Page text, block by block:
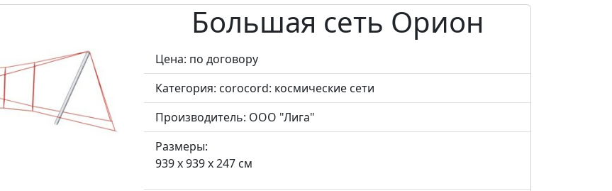
Большая сеть Орион
Цена: по договору
Категория: corocord: космические сети
Производитель: ООО "Лига"
Размеры:
939 x 939 x 247 см